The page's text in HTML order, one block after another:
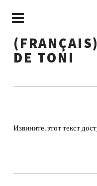
DE TONI
Извините, этот текст